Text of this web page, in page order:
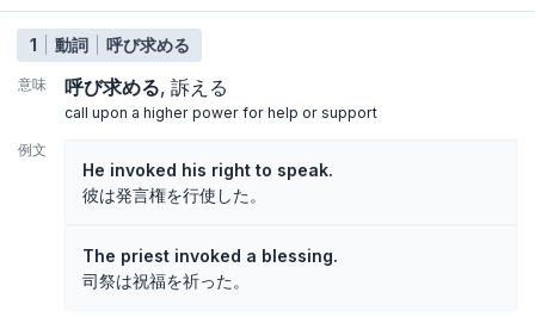
1 動詞 呼び求める
意味 呼び求める 訴える
call upon a higher power for help or support
例文
He invoked his right to speak.
彼は発言権を行使した。
The priest invoked a blessing.
司祭は祝福を祈った。